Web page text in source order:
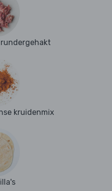
kruidenmix